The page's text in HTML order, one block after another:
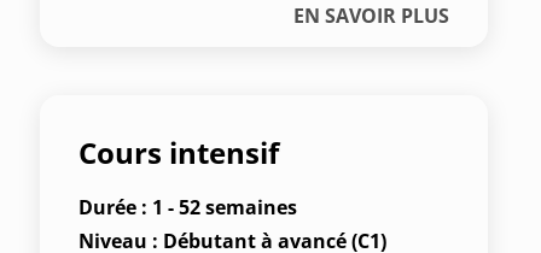
EN SAVOIR PLUS
Cours intensif
Durée : 1 - 52 semaines
Niveau : Débutant à avancé (C1)